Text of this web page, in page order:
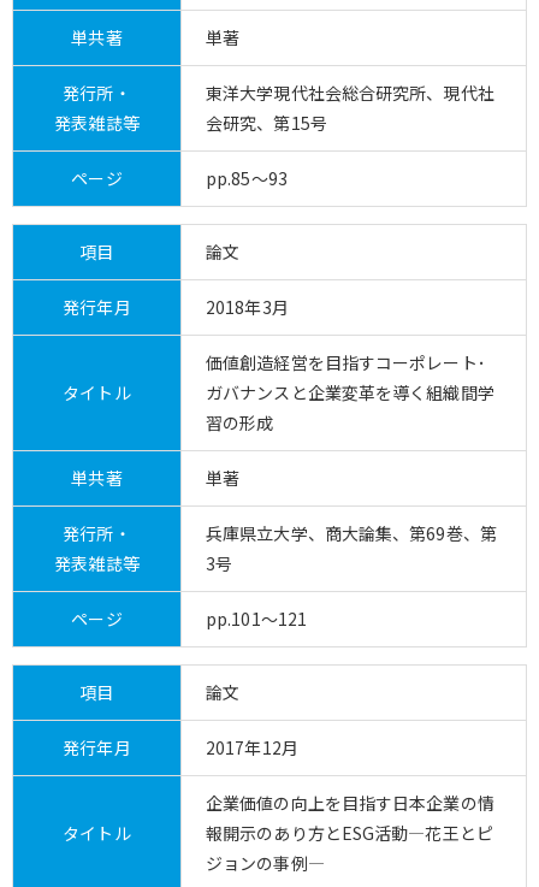
単共著 単著
発行所・
発表雑誌等
東洋大学現代社会総合研究所、現代社
会研究、第15号
ページ pp.85～93
項目 論文
発行年月 2018年3月
タイトル
価値創造経営を目指すコーポレート･
ガバナンスと企業変革を導く組織間学
習の形成
単共著 単著
発行所・
発表雑誌等
兵庫県立大学、商大論集、第69巻、第
3号
ページ pp.101～121
項目 論文
発行年月 2017年12月
タイトル
企業価値の向上を目指す日本企業の情
報開示のあり方とESG活動―花王とピ
ジョンの事例―